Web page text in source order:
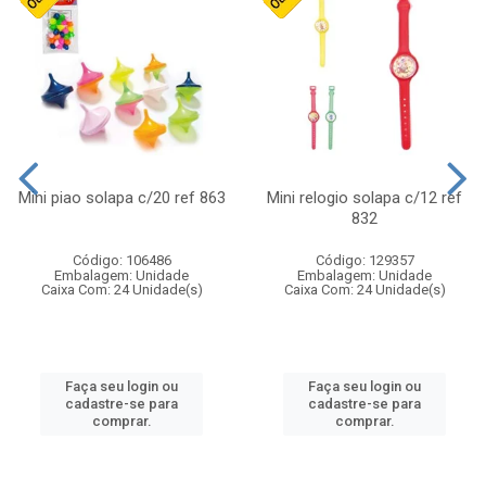
Mini piao solapa c/20 ref 863
Código: 106486
Embalagem: Unidade
Caixa Com: 24 Unidade(s)
Faça seu login ou
cadastre-se para
comprar.
Mini relogio solapa c/12 ref
832
Código: 129357
Embalagem: Unidade
Caixa Com: 24 Unidade(s)
Faça seu login ou
cadastre-se para
comprar.